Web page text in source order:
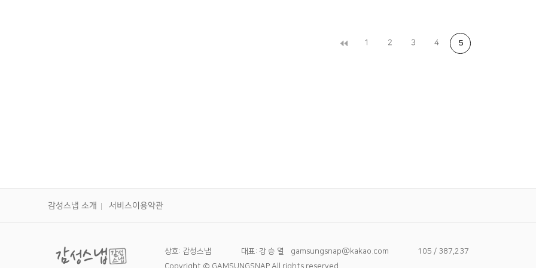
1 2 3 4 5
감성스냅 소개 서비스이용약관
상호: 감성스냅 대표: 강 승 열
gamsungsnap@kakao.com
Copyright © GAMSUNGSNAP All rights reserved.
105 / 387,237